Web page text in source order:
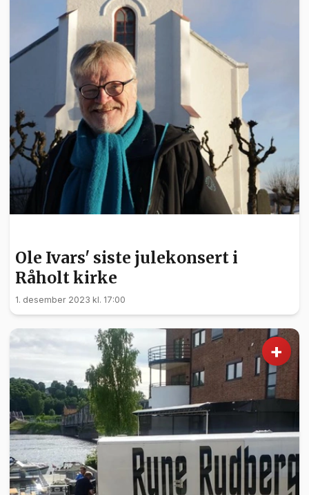
Ole Ivars' siste julekonsert i
Råholt kirke
1. desember 2023 kl. 17:00
+